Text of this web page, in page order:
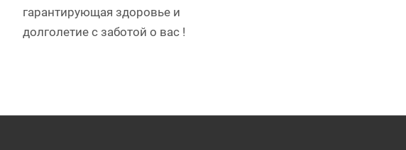
гарантирующая здоровье и
долголетие c заботой о вас !